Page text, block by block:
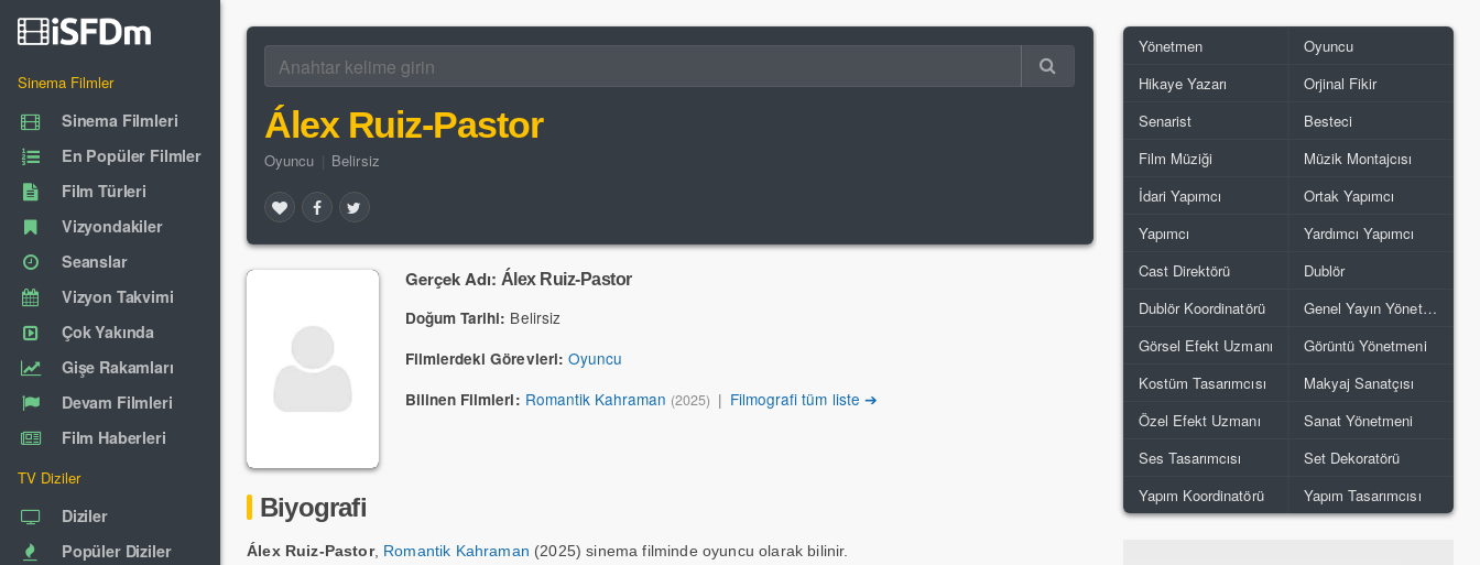
Sinema Filmler
Sinema Filmleri
En Popüler Filmler
Film Türleri
Vizyondakiler
Seanslar
Vizyon Takvimi
Çok Yakında
Gişe Rakamları
Devam Filmleri
Film Haberleri
TV Diziler
Diziler
Popüler Diziler
Álex Ruiz-Pastor
Oyuncu Belirsiz
Gerçek Adı: Álex Ruiz-Pastor
Doğum Tarihi: Belirsiz
Filmlerdeki Görevleri: Oyuncu
Bilinen Filmleri: Romantik Kahraman (2025) | Filmografi tüm liste ➔
Biyografi
Álex Ruiz-Pastor, Romantik Kahraman (2025) sinema filminde oyuncu olarak bilinir.
Yönetmen
Oyuncu
Hikaye Yazarı
Orjinal Fikir
Senarist
Besteci
Film Müziği
Müzik Montajcısı
İdari Yapımcı
Ortak Yapımcı
Yapımcı
Yardımcı Yapımcı
Cast Direktörü
Dublör
Dublör Koordinatörü
Genel Yayın Yönetmeni
Görsel Efekt Uzmanı
Görüntü Yönetmeni
Kostüm Tasarımcısı
Makyaj Sanatçısı
Özel Efekt Uzmanı
Sanat Yönetmeni
Ses Tasarımcısı
Set Dekoratörü
Yapım Koordinatörü
Yapım Tasarımcısı